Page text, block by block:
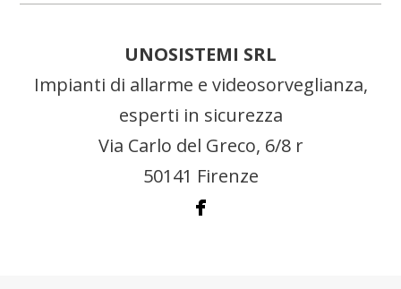
UNOSISTEMI SRL
Impianti di allarme e videosorveglianza,
esperti in sicurezza
Via Carlo del Greco, 6/8 r
50141 Firenze